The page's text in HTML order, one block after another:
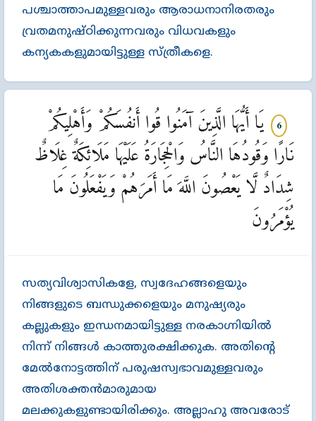
പശ്ചാത്താപമുള്ളവരും ആരാധനാനിരതരും
വ്രതമനുഷ്ഠിക്കുന്നവരും വിധവകളും
കന്യകകളുമായിട്ടുള്ള സ്ത്രീകളെ.
സത്യവിശ്വാസികളേ, സ്വദേഹങ്ങളെയും
നിങ്ങളുടെ ബന്ധുക്കളെയും മനുഷ്യരും
കല്ലുകളും ഇന്ധനമായിട്ടുള്ള നരകാഗ്നിയില്‍
നിന്ന്‌ നിങ്ങള്‍ കാത്തുരക്ഷിക്കുക. അതിന്‍റെ
മേല്‍നോട്ടത്തിന്‌ പരുഷസ്വഭാവമുള്ളവരും
അതിശക്തന്‍മാരുമായ
മലക്കുകളുണ്ടായിരിക്കും. അല്ലാഹു അവരോട്‌
6
يَا أَيُّهَا الَّذِينَ آمَنُوا قُوا أَنفُسَكُمْ وَأَهْلِيكُمْ
نَارًا وَقُودُهَا النَّاسُ وَالْحِجَارَةُ عَلَيْهَا مَلَائِكَةٌ غِلَاظٌ
شِدَادٌ لَّا يَعْصُونَ اللَّهَ مَا أَمَرَهُمْ وَيَفْعَلُونَ مَا
يُؤْمَرُونَ